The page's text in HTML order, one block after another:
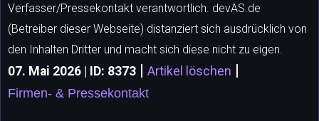
Verfasser/Pressekontakt verantwortlich. devAS.de
(Betreiber dieser Webseite) distanziert sich ausdrücklich von
den Inhalten Dritter und macht sich diese nicht zu eigen.
07. Mai 2026 | ID: 8373 | Artikel löschen |
Firmen- & Pressekontakt